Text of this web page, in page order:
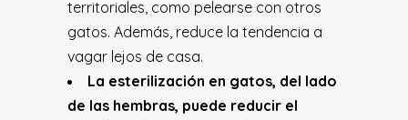
territoriales, como pelearse con otros
gatos. Además, reduce la tendencia a
vagar lejos de casa.
La esterilización en gatos, del lado
de las hembras, puede reducir el